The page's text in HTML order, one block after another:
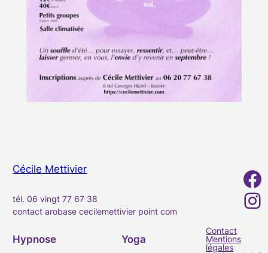
Cécile Mettivier
tél. 06 vingt 77 67 38
contactarobase cecilemettivier point com
Facebook
Instagram
Hypnose Yoga
Contact
Mentions
légales